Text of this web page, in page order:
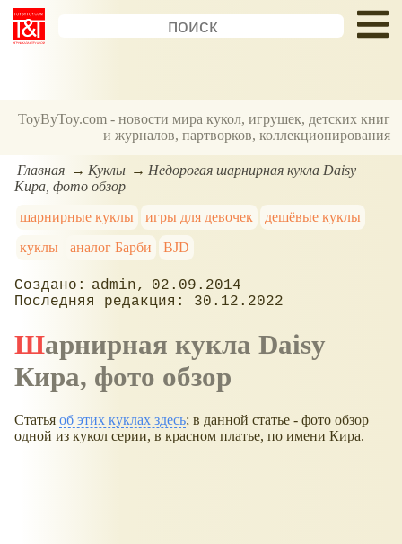
ToyByToy.com - новости мира кукол, игрушек, детских книг
и журналов, партворков, коллекционирования
Главная Куклы
Недорогая шарнирная кукла Daisy
Кира, фото обзор
шарнирные куклы
игры для девочек
дешёвые куклы
куклы
аналог Барби BJD
admin
02.09.2014
30.12.2022
Шарнирная кукла Daisy
Кира, фото обзор
Статья об этих куклах здесь; в данной статье - фото обзор
одной из кукол серии, в красном платье, по имени Кира.